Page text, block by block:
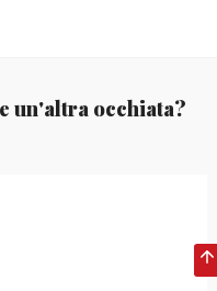
un'altra occhiata?